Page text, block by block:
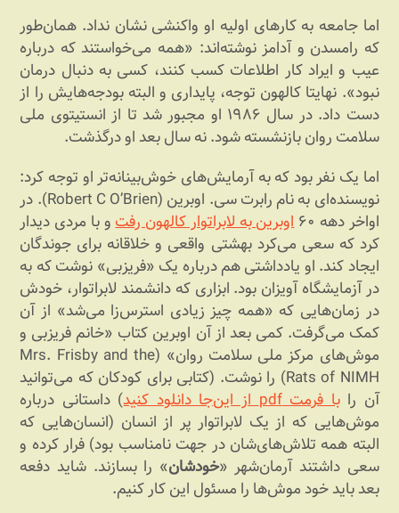
اما جامعه به کارهای اولیه او واکنشی نشان نداد. همان‌طور
که رامسدن و آدامز نوشته‌اند: «همه می‌خواستند که درباره
عیب و ایراد کار اطلاعات کسب کنند، کسی به دنبال درمان
نبود». نهایتا کالهون توجه، پایداری و البته بودجه‌هایش را از
دست داد. در سال ۱۹۸۶ او مجبور شد تا از انستیتوی ملی
سلامت روان بازنشسته شود. نه سال بعد او درگذشت.
اما یک نفر بود که به آرمایش‌های خوش‌بینانه‌تر او توجه کرد:
نویسنده‌ای به نام رابرت سی. اوبرین (Robert C O’Brien). در
اواخر دهه ۶۰
اوبرین به لابراتوار کالهون رفتو با مردی دیدار
کرد که سعی می‌کرد بهشتی واقعی و خلاقانه برای جوندگان
ایجاد کند. او یادداشتی هم درباره یک «فریزبی» نوشت که به
در آزمایشگاه آویزان بود. ابزاری که دانشمند لابراتوار، خودش
در زمان‌هایی که «همه چیز زیادی استرس‌زا می‌شد» از آن
کمک می‌گرفت. کمی بعد از آن اوبرین کتاب «خانم فریزبی و
موش‌های مرکز ملی سلامت روان» (Mrs. Frisby and the
Rats of NIMH) را نوشت. (کتابی برای کودکان که می‌توانید
آن رابا فرمت pdf از این‌جا دانلود کنید
) داستانی درباره
موش‌هایی که از یک لابراتوار پر از انسان (انسان‌هایی که
البته همه تلاش‌های‌شان در جهت نامناسب بود) فرار کرده و
سعی داشتند آرمان‌شهر «خودشان» را بسازند. شاید دفعه
بعد باید خود موش‌ها را مسئول این کار کنیم.